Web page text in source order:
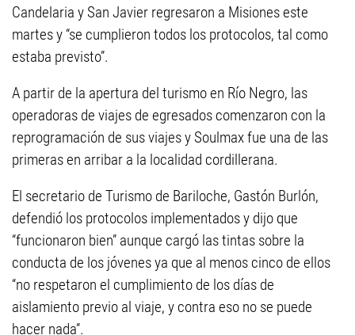
Candelaria y San Javier regresaron a Misiones este
martes y “se cumplieron todos los protocolos, tal como
estaba previsto”.
A partir de la apertura del turismo en Río Negro, las
operadoras de viajes de egresados comenzaron con la
reprogramación de sus viajes y Soulmax fue una de las
primeras en arribar a la localidad cordillerana.
El secretario de Turismo de Bariloche, Gastón Burlón,
defendió los protocolos implementados y dijo que
“funcionaron bien” aunque cargó las tintas sobre la
conducta de los jóvenes ya que al menos cinco de ellos
“no respetaron el cumplimiento de los días de
aislamiento previo al viaje, y contra eso no se puede
hacer nada”.